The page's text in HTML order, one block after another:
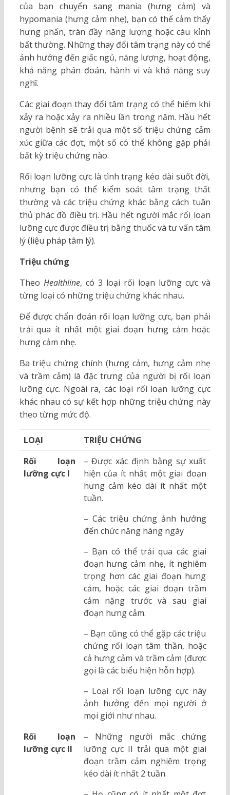
của bạn chuyển sang mania (hưng cảm) và
hypomania (hưng cảm nhẹ), bạn có thể cảm thấy
hưng phấn, tràn đầy năng lượng hoặc cáu kỉnh
bất thường. Những thay đổi tâm trạng này có thể
ảnh hưởng đến giấc ngủ, năng lượng, hoạt động,
khả năng phán đoán, hành vi và khả năng suy
nghĩ.
Các giai đoạn thay đổi tâm trạng có thể hiếm khi
xảy ra hoặc xảy ra nhiều lần trong năm. Hầu hết
người bệnh sẽ trải qua một số triệu chứng cảm
xúc giữa các đợt, một số có thể không gặp phải
bất kỳ triệu chứng nào.
Rối loạn lưỡng cực là tình trạng kéo dài suốt đời,
nhưng bạn có thể kiểm soát tâm trạng thất
thường và các triệu chứng khác bằng cách tuân
thủ phác đồ điều trị. Hầu hết người mắc rối loạn
lưỡng cực được điều trị bằng thuốc và tư vấn tâm
lý (liệu pháp tâm lý).
Triệu chứng
Theo Healthline, có 3 loại rối loạn lưỡng cực và
từng loại có những triệu chứng khác nhau.
Để được chẩn đoán rối loạn lưỡng cực, bạn phải
trải qua ít nhất một giai đoạn hưng cảm hoặc
hưng cảm nhẹ.
Ba triệu chứng chính (hưng cảm, hưng cảm nhẹ
và trầm cảm) là đặc trưng của người bị rối loạn
lưỡng cực. Ngoài ra, các loại rối loạn lưỡng cực
khác nhau có sự kết hợp những triệu chứng này
theo từng mức độ.
LOẠI
TRIỆU CHỨNG
Rối loạn
lưỡng cực I
– Được xác định bằng sự xuất
hiện của ít nhất một giai đoạn
hưng cảm kéo dài ít nhất một
tuần.
– Các triệu chứng ảnh hưởng
đến chức năng hàng ngày
– Bạn có thể trải qua các giai
đoạn hưng cảm nhẹ, ít nghiêm
trọng hơn các giai đoạn hưng
cảm, hoặc các giai đoạn trầm
cảm nặng trước và sau giai
đoạn hưng cảm.
– Bạn cũng có thể gặp các triệu
chứng rối loạn tâm thần, hoặc
cả hưng cảm và trầm cảm (được
gọi là các biểu hiện hỗn hợp).
– Loại rối loạn lưỡng cực này
ảnh hưởng đến mọi người ở
mọi giới như nhau.
Rối loạn
lưỡng cực II
– Những người mắc chứng
lưỡng cực II trải qua một giai
đoạn trầm cảm nghiêm trọng
kéo dài ít nhất 2 tuần.